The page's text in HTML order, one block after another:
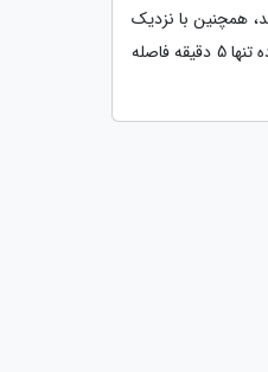
همچنین با نزدیک
ترین ایستگاه مترو پیاده تنها 5 دقیقه فاصله